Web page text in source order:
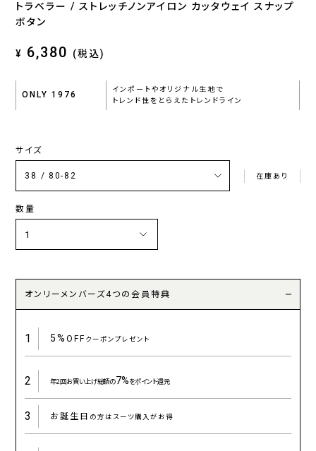
トラベラー / ストレッチノンアイロン カッタウェイ スナップ
ボタン
¥ 6,380 (税込)
ONLY 1976
インポートやオリジナル生地で
トレンド性をとらえたトレンドライン
サイズ
在庫あり
数量
オンリーメンバーズ4つの会員特典
1 5%OFFクーポンプレゼント
2 年2回お買い上げ総額の7%をポイント還元
3 お誕生日 の方はスーツ購入がお得